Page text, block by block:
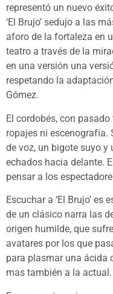
representó un nuevo
‘El Brujo’ sedujo a las
aforo de la fortaleza en
teatro a través de la
en una versión una
respetando la
Gómez.
El cordobés, con
ropajes ni escenografía.
de voz, un bigote suyo
echados hacia delante.
pensar a los
Escuchar a ‘El Brujo’
de un clásico narra las
origen humilde, que
avatares por los que
para plasmar una ácida
mas también a la actual.